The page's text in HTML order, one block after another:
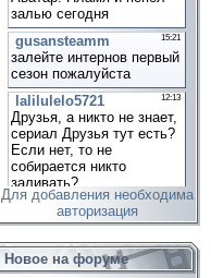
Для добавления необходима
авторизация
Новое на форуме